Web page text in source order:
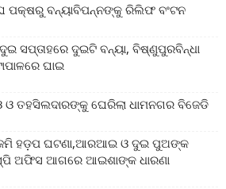
ପକ୍ଷରୁ ବନ୍ୟାବିପନ୍ନଙ୍କୁ ରିଲିଫ ବଂଟନ
ସପ୍ତାହରେ ଦୁଇଟି ବନ୍ୟା, ବିଷ୍ଣୁପୁରବିନ୍ଧା
ଘାଇ
ତହସିଲଦାରଙ୍କୁ ଘେରିଲା ଧାମନଗର ବିଜେଡି
ଜମି ହଡ଼ପ ଘଟଣା,ଆରଆଇ ଓ ଦୁଇ ପୁଅଙ୍କ
ଅଫିସ ଆଗରେ ଆଇଶାଙ୍କ ଧାରଣା